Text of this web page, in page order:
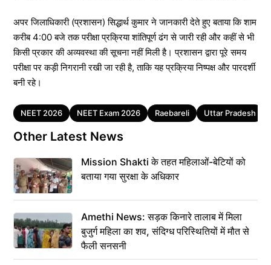
अपर जिलाधिकारी (प्रशासन) सिद्धार्थ कुमार ने जानकारी देते हुए बताया कि शाम
करीब 4:00 बजे तक परीक्षा प्रक्रिया शांतिपूर्ण ढंग से जारी रही और कहीं से भी
किसी प्रकार की अव्यवस्था की सूचना नहीं मिली है। प्रशासन द्वारा पूरे समय
परीक्षा पर कड़ी निगरानी रखी जा रही है, ताकि यह प्रक्रिया निष्पक्ष और पारदर्शी
बनी रहे।
Tags
NEET 2026 NEET Exam 2026 Raebareli Uttar Pradesh
Other Latest News
Mission Shakti के तहत महिलाओं-बेटियों को
बताया गया सुरक्षा के अधिकार
Amethi News: सड़क किनारे तालाब में मिला
बुजुर्ग महिला का शव, संदिग्ध परिस्थितियों में मौत से
फैली सनसनी